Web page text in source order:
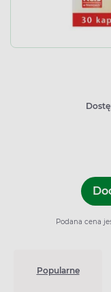
Podana cena
Popularne